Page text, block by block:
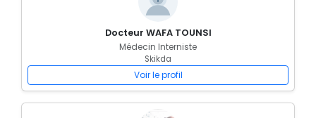
Docteur WAFA TOUNSI
Médecin Interniste
Skikda
Voir le profil